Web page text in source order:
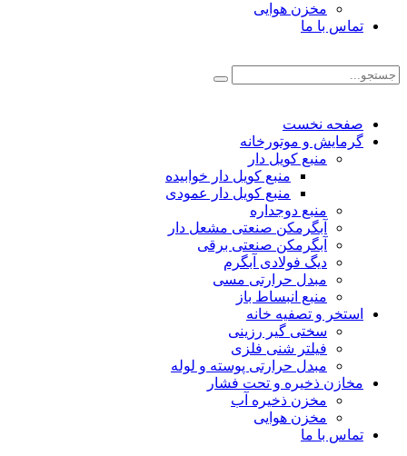
مخزن هوایی
تماس با ما
صفحه نخست
گرمایش و موتورخانه
منبع کویل دار
منبع کویل دار خوابیده
منبع کویل دار عمودی
منبع دوجداره
آبگرمکن صنعتی مشعل دار
آبگرمکن صنعتی برقی
دیگ فولادی آبگرم
مبدل حرارتی مسی
منبع انبساط باز
استخر و تصفیه خانه
سختی گیر رزینی
فیلتر شنی فلزی
مبدل حرارتی پوسته و لوله
مخازن ذخیره و تحت فشار
مخزن ذخیره آب
مخزن هوایی
تماس با ما